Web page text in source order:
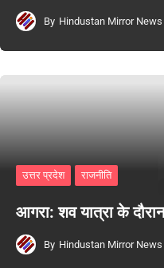
By Hindustan Mirror News
उत्तर प्रदेश राजनीति
आगरा: शव यात्रा के
By Hindustan Mirror News